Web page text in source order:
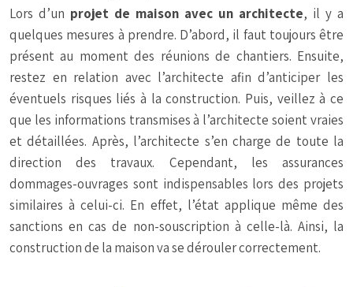
Lors d’un projet de maison avec un architecte, il y a
quelques mesures à prendre. D’abord, il faut toujours être
présent au moment des réunions de chantiers. Ensuite,
restez en relation avec l’architecte afin d’anticiper les
éventuels risques liés à la construction. Puis, veillez à ce
que les informations transmises à l’architecte soient vraies
et détaillées. Après, l’architecte s’en charge de toute la
direction des travaux. Cependant, les assurances
dommages-ouvrages sont indispensables lors des projets
similaires à celui-ci. En effet, l’état applique même des
sanctions en cas de non-souscription à celle-là. Ainsi, la
construction de la maison va se dérouler correctement.